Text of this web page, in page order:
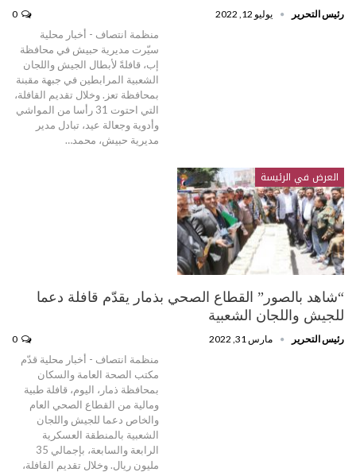
رئيس التحرير يوليو 12, 2022
منظمة انتصاف - أخبار محلية
سيّرت مديرية حبيش في محافظة
إب، قافلةً لأبطال الجيش واللجان
الشعبية المرابطين في جبهة مقبنة
بمحافظة تعز. وخلال تقديم القافلة،
التي احتوت 31 رأسا من المواشي
وأدوية وجعالة عيد، تبادل مدير
مديرية حبيش، محمد…
العرض في الرئيسة
“شاهد بالصور” القطاع الصحي بذمار يقدّم قافلة دعما
للجيش واللجان الشعبية
رئيس التحرير مارس 31, 2022
منظمة انتصاف - أخبار محلية قدّم
مكتب الصحة العامة والسكان
بمحافظة ذمار، اليوم، قافلة طبية
ومالية من القطاع الصحي العام
والخاص دعما للجيش واللجان
الشعبية بالمنطقة العسكرية
الرابعة والسابعة، بإجمالي 35
مليون ريال. وخلال تقديم القافلة،